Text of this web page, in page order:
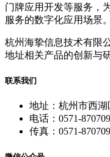
门牌应用开发等服务，
服务的数字化应用场景。
杭州海挚信息技术有限
地址相关产品的创新与研
联系我们
地址：杭州市西湖
电话：0571-
传真：0571-